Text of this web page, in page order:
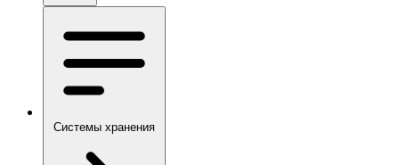
Системы хранения